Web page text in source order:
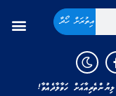
އިތުރަށް ހޯދާ
ހަވާލާދެއްވާ!